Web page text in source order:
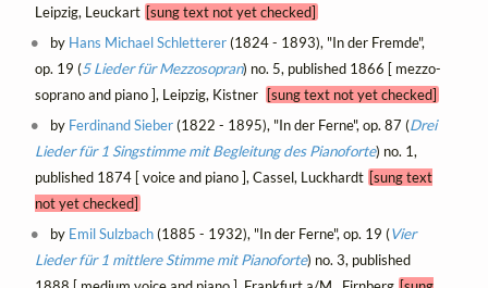
Leipzig, Leuckart [sung text not yet checked]
by Hans Michael Schletterer(1824 - 1893), "In der Fremde",
op. 19 (5 Lieder für Mezzosopran) no. 5, published 1866 [ mezzo-
soprano and piano ], Leipzig, Kistner
[sung text not yet checked]
by Ferdinand Sieber(1822 - 1895), "In der Ferne", op. 87 (Drei
Lieder für 1 Singstimme mit Begleitung des Pianoforte) no. 1,
published 1874 [ voice and piano ], Cassel, Luckhardt [sung text
not yet checked]
by Emil Sulzbach(1885 - 1932), "In der Ferne", op. 19 (Vier
Lieder für 1 mittlere Stimme mit Pianoforte) no. 3, published